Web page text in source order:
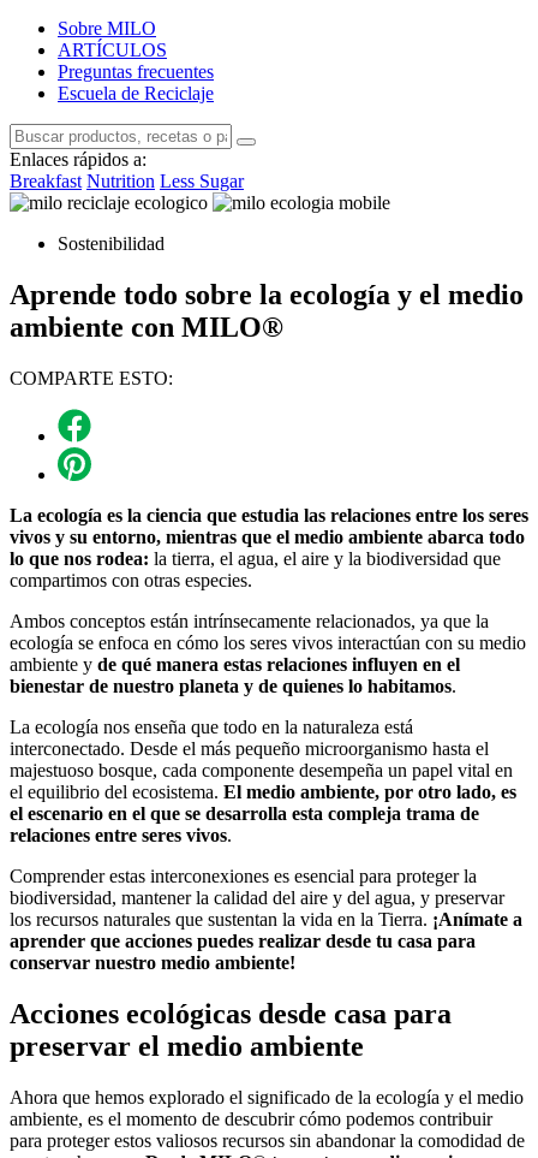
Sobre MILO
ARTÍCULOS
Preguntas frecuentes
Escuela de Reciclaje
Enlaces rápidos a:
Breakfast Nutrition Less Sugar
Sostenibilidad
Aprende todo sobre la ecología y el medio
ambiente con MILO®
COMPARTE ESTO:
La ecología es la ciencia que estudia las relaciones entre los seres
vivos y su entorno, mientras que el medio ambiente abarca todo
lo que nos rodea: la tierra, el agua, el aire y la biodiversidad que
compartimos con otras especies.
Ambos conceptos están intrínsecamente relacionados, ya que la
ecología se enfoca en cómo los seres vivos interactúan con su medio
ambiente y de qué manera estas relaciones influyen en el
bienestar de nuestro planeta y de quienes lo habitamos.
La ecología nos enseña que todo en la naturaleza está
interconectado. Desde el más pequeño microorganismo hasta el
majestuoso bosque, cada componente desempeña un papel vital en
el equilibrio del ecosistema. El medio ambiente, por otro lado, es
el escenario en el que se desarrolla esta compleja trama de
relaciones entre seres vivos.
Comprender estas interconexiones es esencial para proteger la
biodiversidad, mantener la calidad del aire y del agua, y preservar
los recursos naturales que sustentan la vida en la Tierra. ¡Anímate a
aprender que acciones puedes realizar desde tu casa para
conservar nuestro medio ambiente!
Acciones ecológicas desde casa para
preservar el medio ambiente
Ahora que hemos explorado el significado de la ecología y el medio
ambiente, es el momento de descubrir cómo podemos contribuir
para proteger estos valiosos recursos sin abandonar la comodidad de